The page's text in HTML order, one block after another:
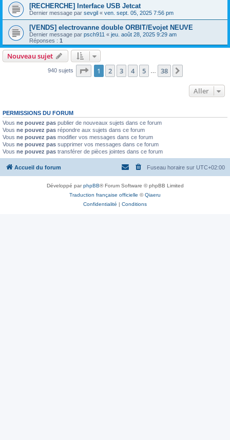
[RECHERCHE] Interface USB Jetcat
Dernier message par sevgil « ven. sept. 05, 2025 7:56 pm
[VENDS] electrovanne double ORBIT/Evojet NEUVE
Dernier message par psch911 « jeu. août 28, 2025 9:29 am
Réponses : 1
Nouveau sujet
940 sujets Page 1sur38
1 2 3 4 5 38
Aller
PERMISSIONS DU FORUM
Vous ne pouvez pas publier de nouveaux sujets dans ce forum
Vous ne pouvez pas répondre aux sujets dans ce forum
Vous ne pouvez pas modifier vos messages dans ce forum
Vous ne pouvez pas supprimer vos messages dans ce forum
Vous ne pouvez pas transférer de pièces jointes dans ce forum
Accueil du forum Fuseau horaire sur UTC+02:00
Développé parphpBB® Forum Software © phpBB Limited
Traduction française officielle ©Qiaeru
Confidentialité | Conditions